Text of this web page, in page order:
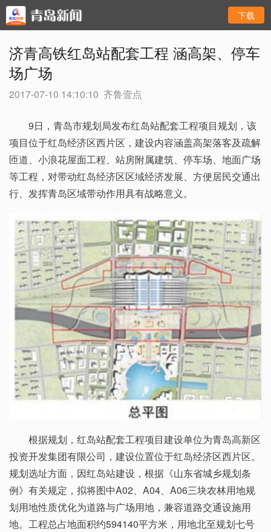
下载
济青高铁红岛站配套工程 涵高架、停车
场广场
2017-07-10 14:10:10 齐鲁壹点
9日，青岛市规划局发布红岛站配套工程项目规划，该
项目位于红岛经济区西片区，建设内容涵盖高架落客及疏解
匝道、小浪花屋面工程、站房附属建筑、停车场、地面广场
等工程，对带动红岛经济区区域经济发展、方便居民交通出
行、发挥青岛区域带动作用具有战略意义。
根据规划，红岛站配套工程项目建设单位为青岛高新区
投资开发集团有限公司，建设位置位于红岛经济区西片区。
规划选址方面，因红岛站建设，根据《山东省城乡规划条
例》有关规定，拟将图中A02、A04、A06三块农林用地规
划用地性质优化为道路与广场用地，兼容道路交通设施用
地。工程总占地面积约594140平方米，用地北至规划七号